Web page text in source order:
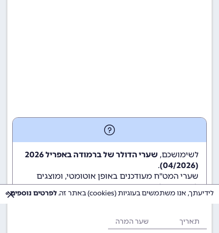
לשימושכם,
שערי הדולר של ברמודה באפריל 2026
(04/2026)
.
שערי המט"ח מעודכנים באופן אוטומטי, ומוצגים
לשימוש גולשי ומשתמשי האתר.
תאריך שער המרה
לידיעתך, אנו משתמשים בעוגיות (cookies) באתר זה. לפרטים נוספים »